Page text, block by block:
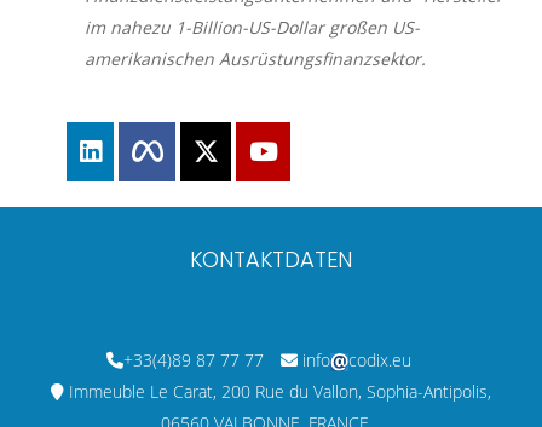
im nahezu 1-Billion-US-Dollar großen US-
amerikanischen Ausrüstungsfinanzsektor.
KONTAKTDATEN
+33(4)89 87 77 77 info
codix.eu
Immeuble Le Carat, 200 Rue du Vallon, Sophia-Antipolis,